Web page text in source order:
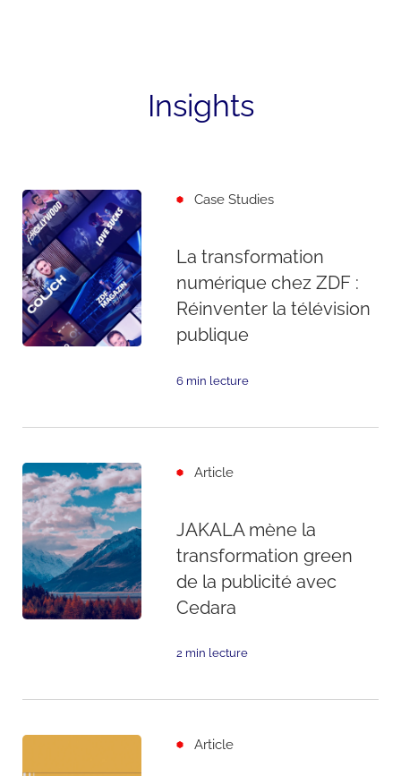
Insights
Case Studies
La transformation
numérique chez ZDF :
Réinventer la télévision
publique
6 min lecture
Article
JAKALA mène la
transformation green
de la publicité avec
Cedara
2 min lecture
Article